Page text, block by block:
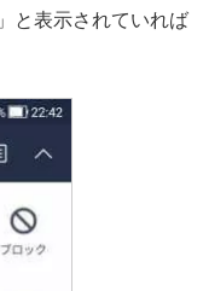
と表示されていれば